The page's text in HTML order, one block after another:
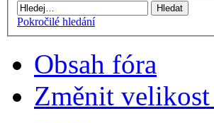
Pokročilé hledání
Obsah fóra
Změnit